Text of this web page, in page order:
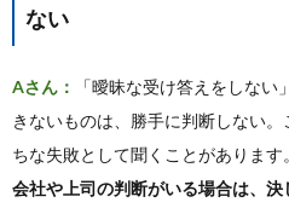
ない
Aさん：
「曖昧な受け答えをしな
きないものは、勝手に判断しない
ちな失敗として聞くことがあります。
会社や上司の判断がいる場合は、